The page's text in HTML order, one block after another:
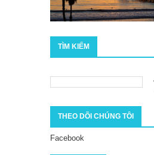
TÌM KIẾM
THEO DÕI CHÚNG TÔI
Facebook